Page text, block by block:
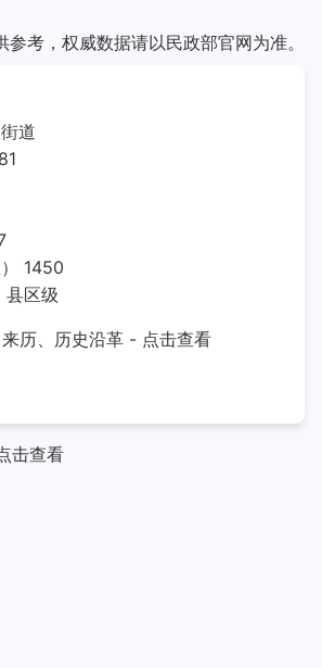
考，权威数据请以民政部官网为准。
道
1450
县区级
历、历史沿革 - 点击查看
击查看